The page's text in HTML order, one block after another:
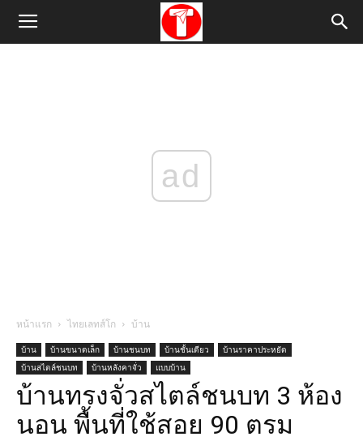
ad
หน้าแรก ไทยเลทส์โก บ้าน
บ้าน บ้านขนาดเล็ก บ้านชนบท บ้านชั้นเดียว
บ้านราคาประหยัด
บ้านสไตล์ชนบท
บ้านหลังคาจั่ว แบบบ้าน
บ้านทรงจั่วสไตล์ชนบท 3 ห้อง
นอน พื้นที่ใช้สอย 90 ตรม